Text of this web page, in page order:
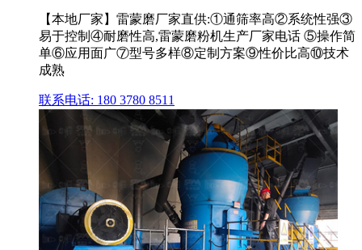
【本地厂家】雷蒙磨厂家直供:①通筛率高②系统性强③
易于控制④耐磨性高,雷蒙磨粉机生产厂家电话 ⑤操作简
单⑥应用面广⑦型号多样⑧定制方案⑨性价比高⑩技术
成熟
联系电话: 180 3780 8511